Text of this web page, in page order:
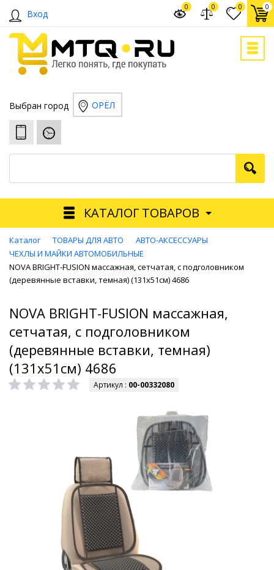
Вход
0 0
0 0
Выбран город ОРЁЛ
КАТАЛОГ ТОВАРОВ
Каталог ТОВАРЫ ДЛЯ АВТО
АВТО-АКСЕССУАРЫ
ЧЕХЛЫ И МАЙКИ АВТОМОБИЛЬНЫЕ
NOVA BRIGHT-FUSION массажная, сетчатая, с подголовником
(деревянные вставки, темная) (131х51см) 4686
NOVA BRIGHT-FUSION массажная,
сетчатая, с подголовником
(деревянные вставки, темная)
(131х51см) 4686
Артикул : 00-00332080